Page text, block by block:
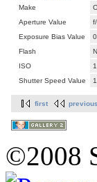
Make
Aperture Value
Exposure Bias Value
Flash
ISO
Shutter Speed Value
first previous
©2008